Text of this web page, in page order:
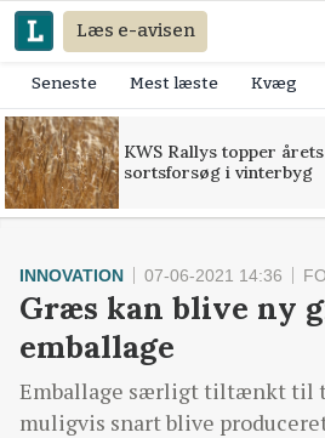
Læs e-avisen
Seneste Mest læste Kvæg
KWS Rallys topper årets
sortsforsøg i vinterbyg
INNOVATION 07-06-2021 14:36
Græs kan blive ny
emballage
Emballage særligt tiltænkt til
muligvis snart blive